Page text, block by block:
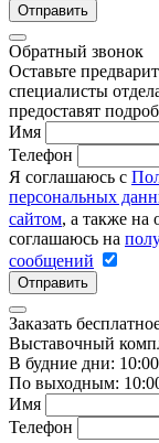
Отправить
Обратный звонок
Оставьте
специалисты
предоставят
Имя
Телефон
Я соглашаюсь с
персональных
сайтом, а также на
соглашаюсь на
сообщений
Отправить
Заказать
Выставочный
В будние дни:
По выходным:
Имя
Телефон